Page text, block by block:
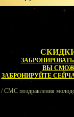
ВЫ
ЗАБРОНИРУЙТЕ
/ СМС поздравления